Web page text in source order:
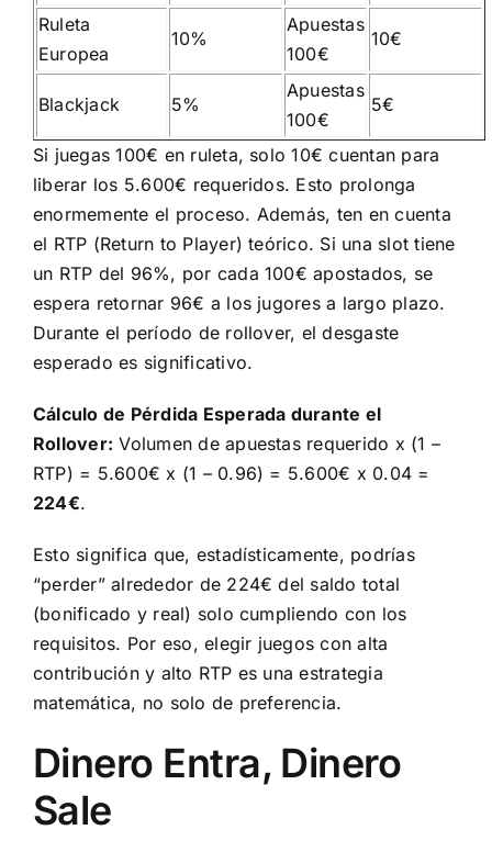
Ruleta
Europea
10%
Apuestas
100€
10€
Blackjack 5%
Apuestas
100€
5€
Si juegas 100€ en ruleta, solo 10€ cuentan para
liberar los 5.600€ requeridos. Esto prolonga
enormemente el proceso. Además, ten en cuenta
el RTP (Return to Player) teórico. Si una slot tiene
un RTP del 96%, por cada 100€ apostados, se
espera retornar 96€ a los jugores a largo plazo.
Durante el período de rollover, el desgaste
esperado es significativo.
Cálculo de Pérdida Esperada durante el
Rollover: Volumen de apuestas requerido x (1 –
RTP) = 5.600€ x (1 – 0.96) = 5.600€ x 0.04 =
224€.
Esto significa que, estadísticamente, podrías
“perder” alrededor de 224€ del saldo total
(bonificado y real) solo cumpliendo con los
requisitos. Por eso, elegir juegos con alta
contribución y alto RTP es una estrategia
matemática, no solo de preferencia.
Dinero Entra, Dinero
Sale